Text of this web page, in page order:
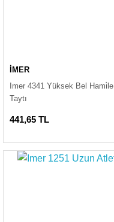
İMER
Imer 4341 Yüksek Bel Hami̇le
Taytı
441,65 TL